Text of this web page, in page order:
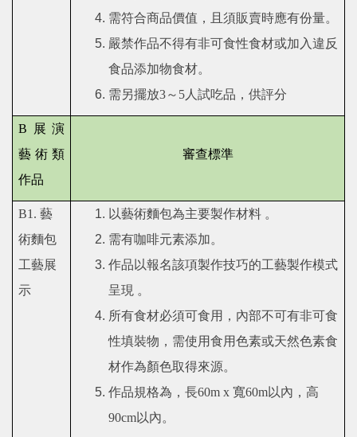
需符合商品價值，且須販賣時應有份量。
嚴禁作品不得有非可食性食材或加入違反
食品添加物食材。
需另擺放3～ 5 人試吃品，供評分
B 展演
藝術類
作品
審查標準
B1. 藝
術麵包
工藝展
示
以藝術麵包為主要製作材料 。
需有咖啡元素添加。
作品以報名該項製作技巧的工藝製作模式
呈現 。
所有食材必須可食用，內部不可有非可食
性填裝物，需使用食用色素或天然色素食
材作為顏色取得來源。
作品規格為，長60m x 寬60m以內，高
90cm以內。